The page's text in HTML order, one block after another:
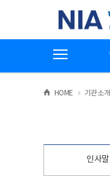
기
한국지능정보
HOME >
기관소개
인사말